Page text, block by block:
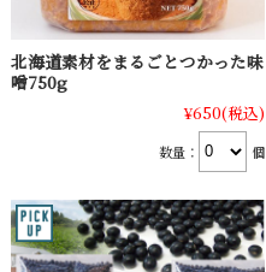
北海道素材をまるごとつかった味
噌750g
¥650(税込)
数量： 個